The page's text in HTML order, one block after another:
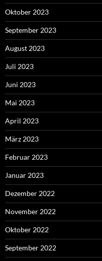
Oktober 2023
September 2023
August 2023
Juli 2023
Juni 2023
Mai 2023
April 2023
März 2023
Februar 2023
Januar 2023
Dezember 2022
November 2022
Oktober 2022
September 2022